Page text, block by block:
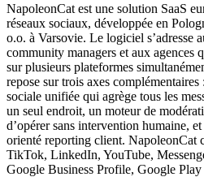
NapoleonCat est une solution SaaS
réseaux sociaux, développée en
o.o. à Varsovie. Le logiciel s’adresse
community managers et aux agences
sur plusieurs plateformes
repose sur trois axes
sociale unifiée qui agrège tous les
un seul endroit, un moteur de
d’opérer sans intervention humaine,
orienté reporting client. NapoleonCat
TikTok, LinkedIn, YouTube,
Google Business Profile, Google